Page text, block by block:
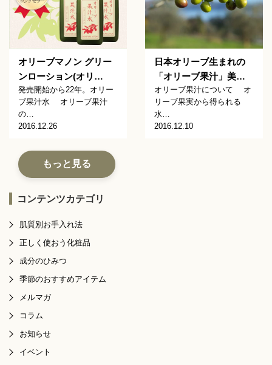
オリーブマノン グリー
ンローション(オリ…
発売開始から22年。オリー
ブ果汁水 オリーブ果汁
の…
2016.12.26
日本オリーブ生まれの
「オリーブ果汁」美…
オリーブ果汁について オ
リーブ果実から得られる
水…
2016.12.10
もっと見る
コンテンツカテゴリ
肌質別お手入れ法
正しく使おう化粧品
成分のひみつ
季節のおすすめアイテム
メルマガ
コラム
お知らせ
イベント